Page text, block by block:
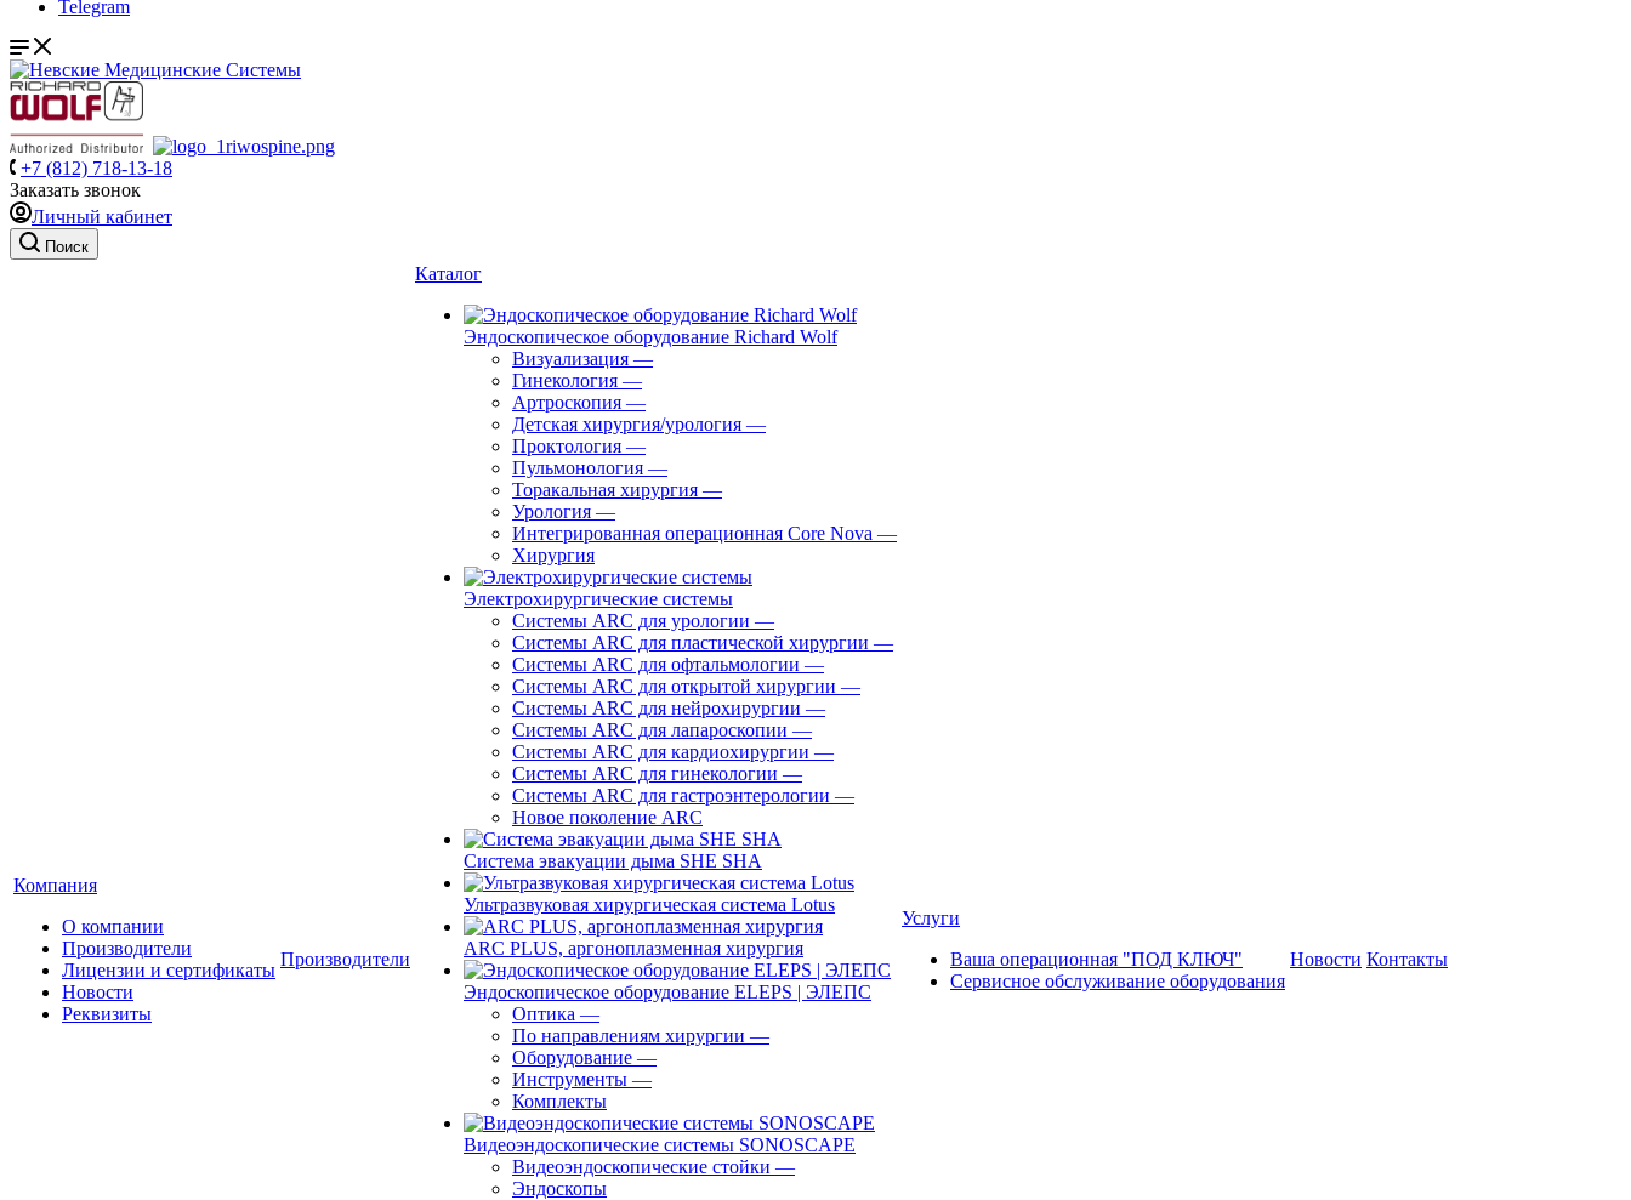
Telegram
+7 (812) 718-13-18
Заказать звонок
Личный кабинет
Поиск
Компания
О компании
Производители
Лицензии и сертификаты
Новости
Реквизиты
Производители
Каталог
Эндоскопическое оборудование Richard Wolf
Визуализация —
Гинекология —
Артроскопия —
Детская хирургия/урология —
Проктология —
Пульмонология —
Торакальная хирургия —
Урология —
Интегрированная операционная Core Nova —
Хирургия
Электрохирургические системы
Системы ARC для урологии —
Системы ARC для пластической хирургии —
Системы ARC для офтальмологии —
Системы ARC для открытой хирургии —
Системы ARC для нейрохирургии —
Системы ARC для лапароскопии —
Системы ARC для кардиохирургии —
Системы ARC для гинекологии —
Системы ARC для гастроэнтерологии —
Новое поколение ARC
Система эвакуации дыма SHE SHA
Ультразвуковая хирургическая система Lotus
ARC PLUS, аргоноплазменная хирургия
Эндоскопическое оборудование ELEPS | ЭЛЕПС
Оптика —
По направлениям хирургии —
Оборудование —
Инструменты —
Комплекты
Видеоэндоскопические системы SONOSCAPE
Видеоэндоскопические стойки —
Эндоскопы
Услуги
Ваша операционная "ПОД КЛЮЧ"
Сервисное обслуживание оборудования
Новости Контакты